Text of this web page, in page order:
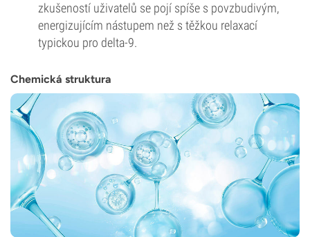
zkušeností uživatelů se pojí spíše s povzbudivým,
energizujícím nástupem než s těžkou relaxací
typickou pro delta-9.
Chemická struktura